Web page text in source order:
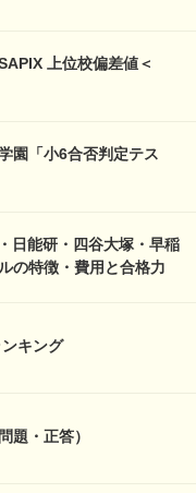
上位校偏差値＜
園「小6合否判定テス
日能研・四谷大塚・早稲
の特徴・費用と合格力
キング
題・正答）